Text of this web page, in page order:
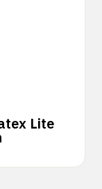
Lite